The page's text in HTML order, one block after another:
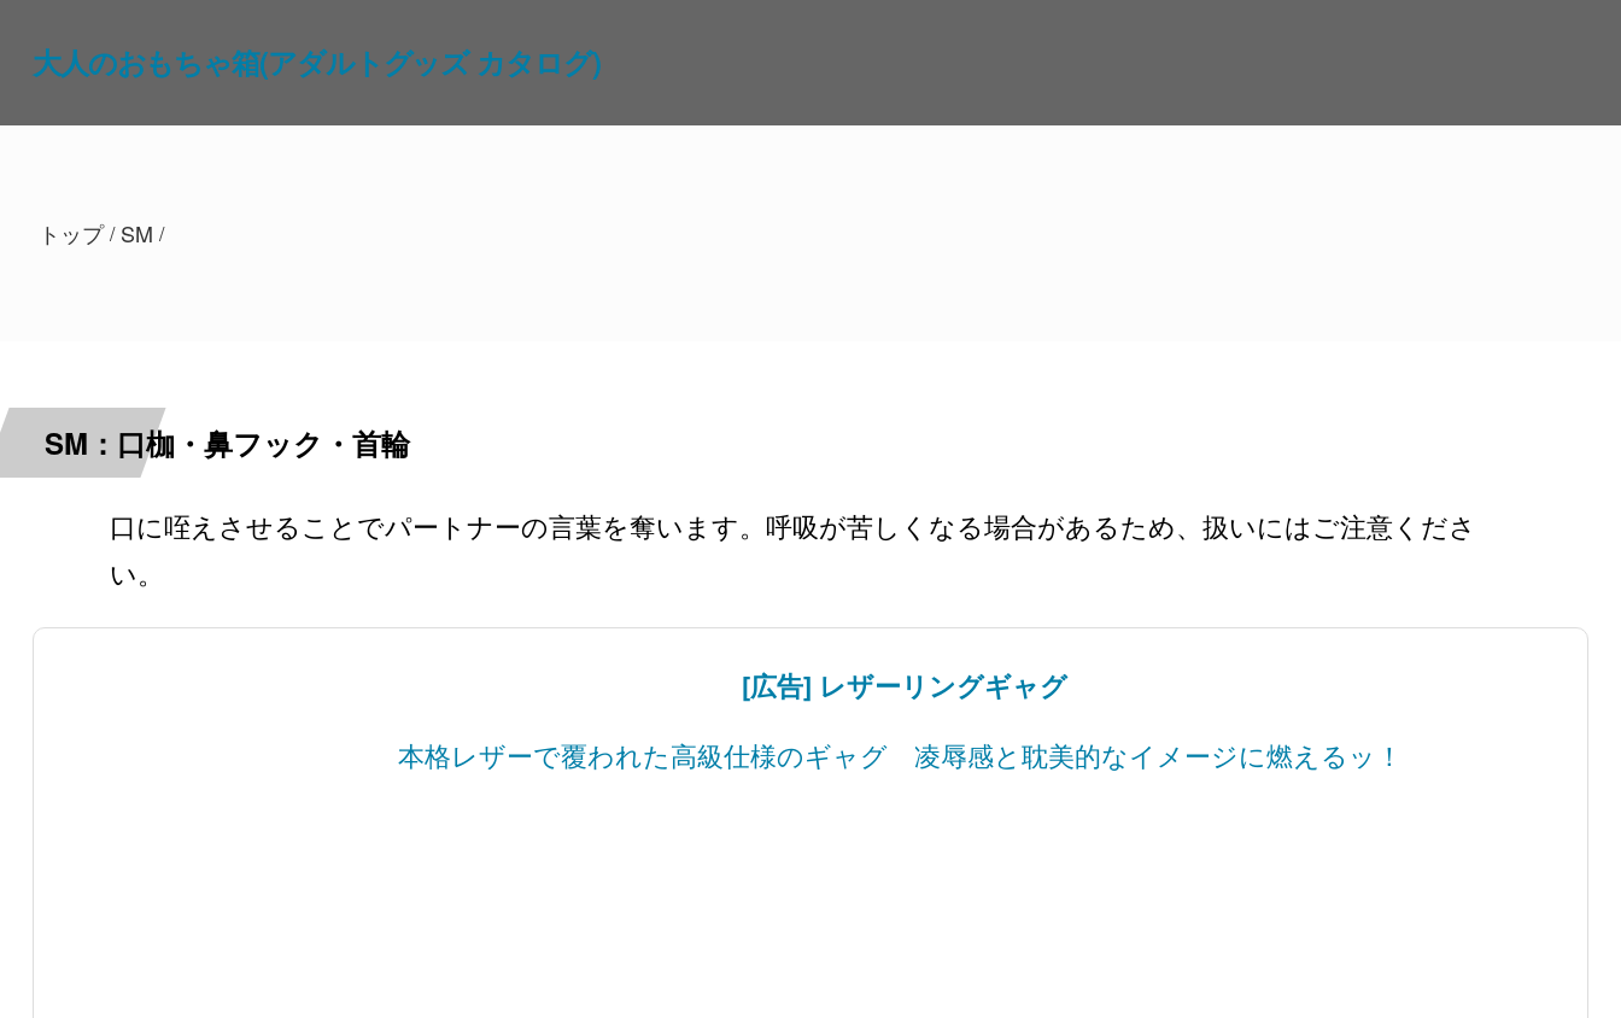
大人のおもちゃ箱(アダルトグッズ カタログ)
SM：口枷・鼻フック・首輪
口に咥えさせることでパートナーの言葉を奪います。呼吸が苦しくなる場合があるため、扱いにはご注意くださ
い。
[広告] レザーリングギャグ
本格レザーで覆われた高級仕様のギャグ 凌辱感と耽美的なイメージに燃えるッ！
トップ / SM /